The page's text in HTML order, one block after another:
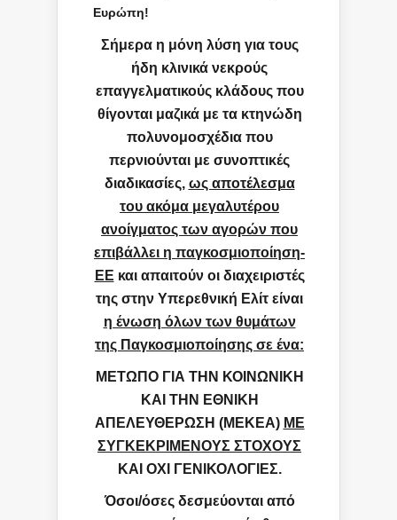
Ευρώπη!
Σήμερα η μόνη λύση για τους
ήδη κλινικά νεκρούς
επαγγελματικούς κλάδους που
θίγονται μαζικά με τα κτηνώδη
πολυνομοσχέδια που
περνιούνται με συνοπτικές
διαδικασίες, ως αποτέλεσμα
του ακόμα μεγαλυτέρου
ανοίγματος των αγορών που
επιβάλλει η παγκοσμιοποίηση-
ΕΕ και απαιτούν οι διαχειριστές
της στην Υπερεθνική Ελίτ είναι
η ένωση όλων των θυμάτων
της Παγκοσμιοποίησης σε ένα:
ΜΕΤΩΠΟ ΓΙΑ ΤΗΝ ΚΟΙΝΩΝΙΚΗ
ΚΑΙ ΤΗΝ ΕΘΝΙΚΗ
ΑΠΕΛΕΥΘΕΡΩΣΗ (ΜΕΚΕΑ) ΜΕ
ΣΥΓΚΕΚΡΙΜΕΝΟΥΣ ΣΤΟΧΟΥΣ
ΚΑΙ ΟΧΙ ΓΕΝΙΚΟΛΟΓΙΕΣ.
Όσοι/όσες δεσμεύονται από